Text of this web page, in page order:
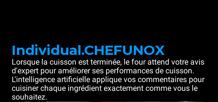
Individual.CHEFUNOX
Lorsque la cuisson est terminée, le four attend votre avis
d'expert pour améliorer ses performances de cuisson.
L'intelligence artificielle applique vos commentaires pour
cuisiner chaque ingrédient exactement comme vous le
souhaitez.